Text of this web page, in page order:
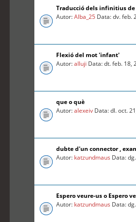
Traducció dels infinitius
Autor:Alba_25 Data: dv. feb.
Flexió del mot 'infant'
Autor:alluji Data: dt. feb. 18,
que o què
Autor:alexeiv Data: dl. oct.
dubte d'un connector ,
Autor: katzundmaus Data:
Espero veure-us o Espero
Autor: katzundmaus Data: